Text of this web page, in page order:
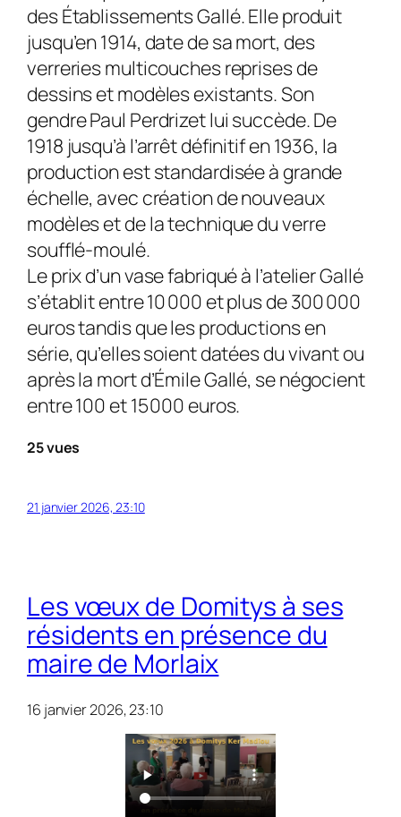
des Établissements Gallé. Elle produit
jusqu’en 1914, date de sa mort, des
verreries multicouches reprises de
dessins et modèles existants. Son
gendre Paul Perdrizet lui succède. De
1918 jusqu’à l’arrêt définitif en 1936, la
production est standardisée à grande
échelle, avec création de nouveaux
modèles et de la technique du verre
soufflé-moulé.
Le prix d’un vase fabriqué à l’atelier Gallé
s’établit entre 10 000 et plus de 300 000
euros tandis que les productions en
série, qu’elles soient datées du vivant ou
après la mort d’Émile Gallé, se négocient
entre 100 et 15 000 euros.
25 vues
21 janvier 2026, 23:10
Les vœux de Domitys à ses
résidents en présence du
maire de Morlaix
16 janvier 2026, 23:10